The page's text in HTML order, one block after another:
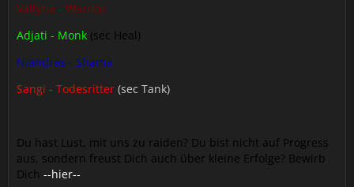
Vallyria - Warrior
Adjati - Monk (sec Heal)
Niandras - Shama
Sangi - Todesritter (sec Tank)
Du hast Lust, mit uns zu raiden? Du bist nicht auf Progress
aus, sondern freust Dich auch über kleine Erfolge? Bewirb
Dich --hier--